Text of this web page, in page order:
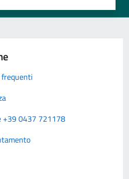
frequenti
+39 0437 721178